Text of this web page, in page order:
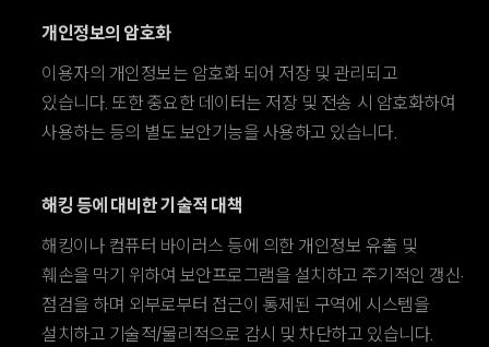
개인정보의 암호화
이용자의 개인정보는 암호화 되어 저장 및 관리되고
있습니다. 또한 중요한 데이터는 저장 및 전송 시 암호화하여
사용하는 등의 별도 보안기능을 사용하고 있습니다.
해킹 등에 대비한 기술적 대책
해킹이나 컴퓨터 바이러스 등에 의한 개인정보 유출 및
훼손을 막기 위하여 보안프로그램을 설치하고 주기적인 갱신·
점검을 하며 외부로부터 접근이 통제된 구역에 시스템을
설치하고 기술적/물리적으로 감시 및 차단하고 있습니다.